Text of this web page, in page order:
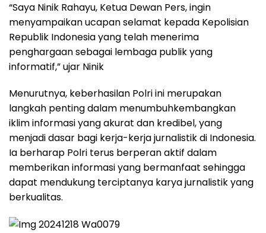
“Saya Ninik Rahayu, Ketua Dewan Pers, ingin
menyampaikan ucapan selamat kepada Kepolisian
Republik Indonesia yang telah menerima
penghargaan sebagai lembaga publik yang
informatif,” ujar Ninik
Menurutnya, keberhasilan Polri ini merupakan
langkah penting dalam menumbuhkembangkan
iklim informasi yang akurat dan kredibel, yang
menjadi dasar bagi kerja-kerja jurnalistik di Indonesia.
Ia berharap Polri terus berperan aktif dalam
memberikan informasi yang bermanfaat sehingga
dapat mendukung terciptanya karya jurnalistik yang
berkualitas.